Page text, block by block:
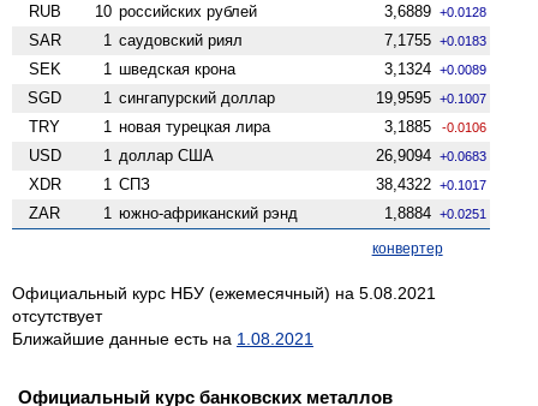
RUB 10 российских рублей 3,6889 +0.0128
SAR 1 саудовский риял 7,1755 +0.0183
SEK 1 шведская крона 3,1324 +0.0089
SGD 1 сингапурский доллар 19,9595 +0.1007
TRY 1 новая турецкая лира 3,1885 -0.0106
USD 1 доллар США 26,9094 +0.0683
XDR 1 СПЗ 38,4322 +0.1017
ZAR 1 южно-африканский рэнд 1,8884 +0.0251
конвертер
Официальный курс НБУ (ежемесячный) на 5.08.2021
отсутствует
Ближайшие данные есть на 1.08.2021
Официальный курс банковских металлов